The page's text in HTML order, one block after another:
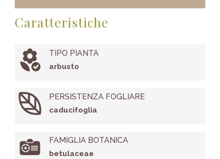
Caratteristiche
TIPO PIANTA
arbusto
PERSISTENZA FOGLIARE
caducifoglia
FAMIGLIA BOTANICA
betulaceae